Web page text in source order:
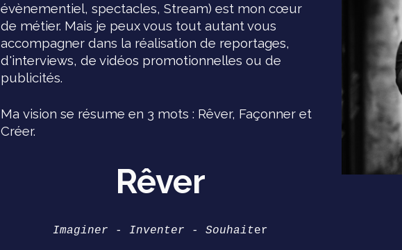
évènementiel, spectacles, Stream) est mon cœur
de métier. Mais je peux vous tout autant vous
accompagner dans la réalisation de reportages,
d'interviews, de vidéos promotionnelles oude
publicités.
Mavision se résume en 3 mots : Rêver, Façonneret
Créer.
Rêver
Imaginer - Inventer - Souhaiter